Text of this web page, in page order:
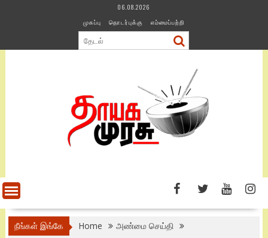
06.08.2026
முகப்பு
தொடர்புக்கு எம்மைப்பற்றி
நீங்கள் இங்கே Home
அண்மை செய்தி